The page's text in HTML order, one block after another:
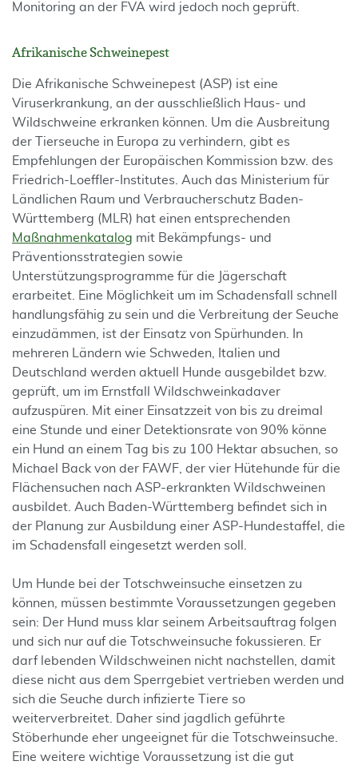
Monitoring an der FVA wird jedoch noch geprüft.
Afrikanische Schweinepest
Die Afrikanische Schweinepest (ASP) ist eine
Viruserkrankung, an der ausschließlich Haus- und
Wildschweine erkranken können. Um die Ausbreitung
der Tierseuche in Europa zu verhindern, gibt es
Empfehlungen der Europäischen Kommission bzw. des
Friedrich-Loeffler-Institutes. Auch das Ministerium für
Ländlichen Raum und Verbraucherschutz Baden-
Württemberg (MLR) hat einen entsprechenden
Maßnahmenkatalog mit Bekämpfungs- und
Präventionsstrategien sowie
Unterstützungsprogramme für die Jägerschaft
erarbeitet. Eine Möglichkeit um im Schadensfall schnell
handlungsfähig zu sein und die Verbreitung der Seuche
einzudämmen, ist der Einsatz von Spürhunden. In
mehreren Ländern wie Schweden, Italien und
Deutschland werden aktuell Hunde ausgebildet bzw.
geprüft, um im Ernstfall Wildschweinkadaver
aufzuspüren. Mit einer Einsatzzeit von bis zu dreimal
eine Stunde und einer Detektionsrate von 90% könne
ein Hund an einem Tag bis zu 100 Hektar absuchen, so
Michael Back von der FAWF, der vier Hütehunde für die
Flächensuchen nach ASP-erkrankten Wildschweinen
ausbildet. Auch Baden-Württemberg befindet sich in
der Planung zur Ausbildung einer ASP-Hundestaffel, die
im Schadensfall eingesetzt werden soll.
Um Hunde bei der Totschweinsuche einsetzen zu
können, müssen bestimmte Voraussetzungen gegeben
sein: Der Hund muss klar seinem Arbeitsauftrag folgen
und sich nur auf die Totschweinsuche fokussieren. Er
darf lebenden Wildschweinen nicht nachstellen, damit
diese nicht aus dem Sperrgebiet vertrieben werden und
sich die Seuche durch infizierte Tiere so
weiterverbreitet. Daher sind jagdlich geführte
Stöberhunde eher ungeeignet für die Totschweinsuche.
Eine weitere wichtige Voraussetzung ist die gut